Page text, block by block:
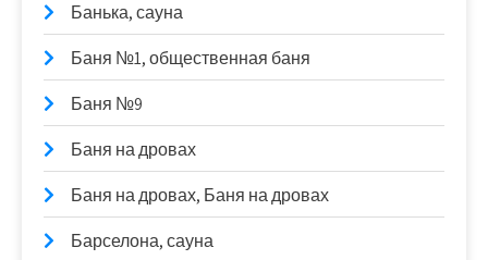
Банька, сауна
Баня №1, общественная баня
Баня №9
Баня на дровах
Баня на дровах, Баня на дровах
Барселона, сауна